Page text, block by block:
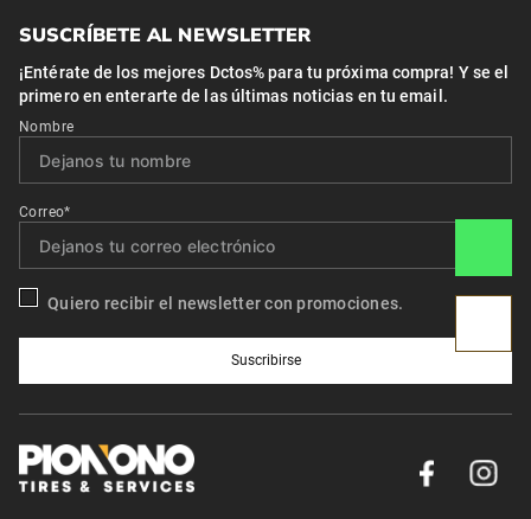
SUSCRÍBETE AL NEWSLETTER
¡Entérate de los mejores Dctos% para tu próxima compra! Y se el
primero en enterarte de las últimas noticias en tu email.
Nombre
Correo*
Quiero recibir el newsletter con promociones.
Suscribirse